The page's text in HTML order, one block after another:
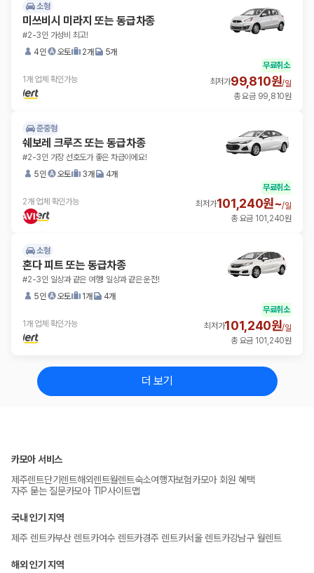
소형
미쓰비시 미라지 또는 동급차종
#2-3인 가성비 최고!
4인
오토 2개 5개
1개 업체 확인가능
무료취소
최저가99,810원/일
총 요금 99,810원
준중형
쉐보레 크루즈 또는 동급차종
#2-3인 가장 선호도가 좋은 차급이에요!
5인
오토 3개 4개
2개 업체 확인가능
무료취소
최저가101,240원~/일
총 요금 101,240원
소형
혼다 피트 또는 동급차종
#2-3인 일상과 같은 여행! 일상과 같은 운전!
5인
오토 1개 4개
1개 업체 확인가능
무료취소
최저가101,240원/일
총 요금 101,240원
더 보기
카모아 서비스
제주렌트단기렌트해외렌트월렌트숙소여행자보험카모아 회원 혜택
자주 묻는 질문카모아 TIP사이트맵
국내 인기 지역
제주 렌트카부산 렌트카여수 렌트카경주 렌트카서울 렌트카강남구 월렌트
해외 인기 지역